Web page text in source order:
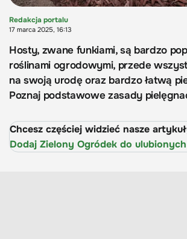
Redakcja portalu
17 marca 2025, 16:13
Hosty, zwane funkiami, są bardzo
roślinami ogrodowymi, przede
na swoją urodę oraz bardzo łatwą
Poznaj podstawowe zasady
Chcesz częściej widzieć nasze
Dodaj Zielony Ogródek do ulubionych